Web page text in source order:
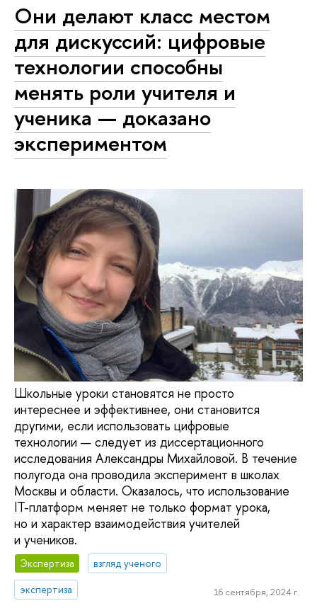
Они делают класс местом
для дискуссий: цифровые
технологии способны
менять роли учителя и
ученика​​​​​​​​​​​​​​​​ — доказано
экспериментом
Школьные уроки становятся не просто
интереснее и эффективнее, они становится
другими, если использовать цифровые
технологии — следует из диссертационного
исследования Александры Михайловой. В течение
полугода она проводила эксперимент в школах
Москвы и области. Оказалось, что использование
IT-платформ меняет не только формат урока,
но и характер взаимодействия учителей
и учеников.
Экспертиза
взгляд ученого
экспертиза
16 сентября, 2024 г.